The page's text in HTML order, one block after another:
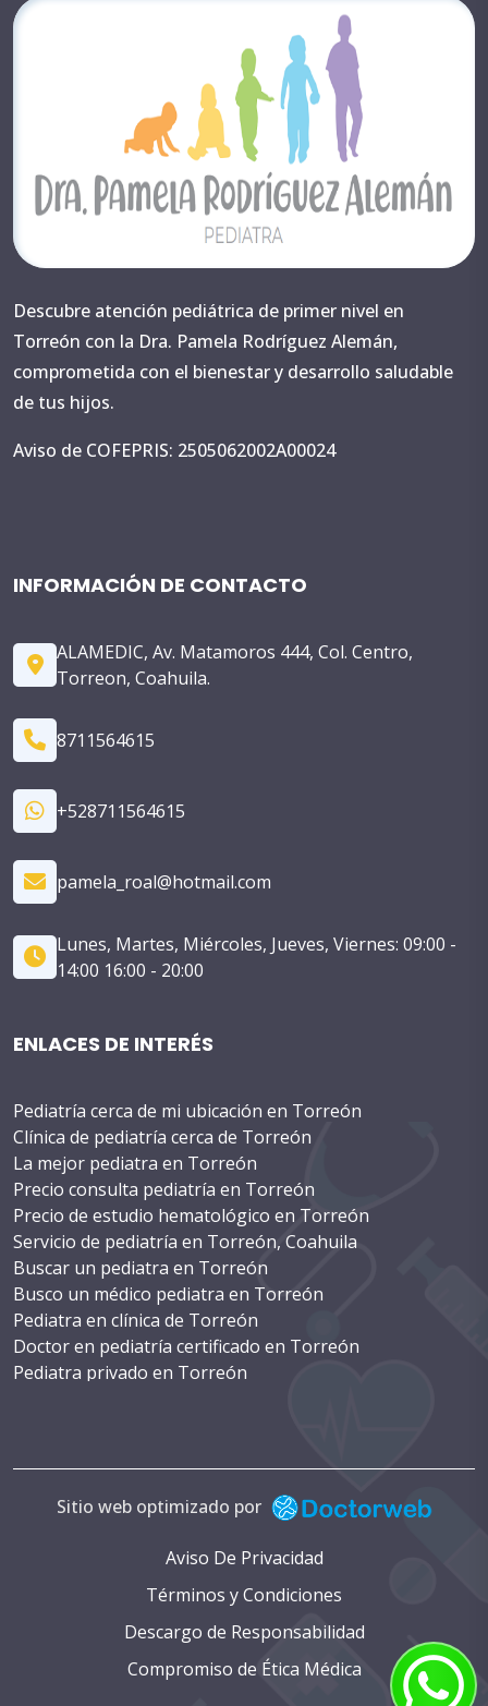
Descubre atención pediátrica de primer nivel en
Torreón con la Dra. Pamela Rodríguez Alemán,
comprometida con el bienestar y desarrollo saludable
de tus hijos.
Aviso de COFEPRIS: 2505062002A00024
INFORMACIÓN DE CONTACTO
ALAMEDIC, Av. Matamoros 444, Col. Centro,
Torreon, Coahuila.
8711564615
+528711564615
pamela_roal@hotmail.com
Lunes, Martes, Miércoles, Jueves, Viernes: 09:00 -
14:00 16:00 - 20:00
ENLACES DE INTERÉS
Pediatría cerca de mi ubicación en Torreón
Clínica de pediatría cerca de Torreón
La mejor pediatra en Torreón
Precio consulta pediatría en Torreón
Precio de estudio hematológico en Torreón
Servicio de pediatría en Torreón, Coahuila
Buscar un pediatra en Torreón
Busco un médico pediatra en Torreón
Pediatra en clínica de Torreón
Doctor en pediatría certificado en Torreón
Pediatra privado en Torreón
Consulta con pediatra en Torreón
Cita con pediatra en Torreón
Pediatria reconocida en Torreón
Pediatria especializada en Torreón
Pediatria para recién nacidos en Torreón
Médicos pediatras en Torreón
Atención pediátrica en Torreón
Sitio web optimizado por
Aviso De Privacidad
Términos y Condiciones
Descargo de Responsabilidad
Compromiso de Ética Médica